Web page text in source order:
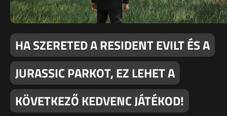
HA SZERETED A RESIDENT EVILT ÉS A
JURASSIC PARKOT, EZ LEHET A
KÖVETKEZŐ KEDVENC JÁTÉKOD!